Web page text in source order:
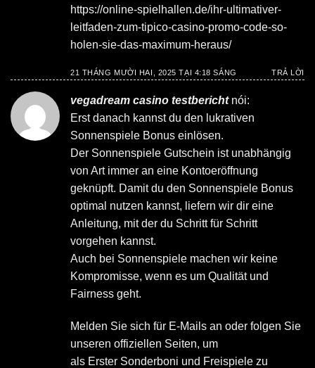
https://online-spielhallen.de/ihr-ultimativer-
leitfaden-zum-tipico-casino-promo-code-so-
holen-sie-das-maximum-heraus/
21 THÁNG MƯỜI HAI, 2025 TẠI 4:18 SÁNG TRẢ LỜI
vegadream casino testbericht nói:
Erst danach kannst du den lukrativen
Sonnenspiele Bonus einlösen.
Der Sonnenspiele Gutschein ist unabhängig
von Art immer an eine Kontoeröffnung
geknüpft. Damit du den Sonnenspiele Bonus
optimal nutzen kannst, liefern wir dir eine
Anleitung, mit der du Schritt für Schritt
vorgehen kannst.
Auch bei Sonnenspiele machen wir keine
Kompromisse, wenn es um Qualität und
Fairness geht.
Melden Sie sich für E-Mails an oder folgen Sie
unseren offiziellen Seiten, um
als Erster Sonderboni und Freispiele zu